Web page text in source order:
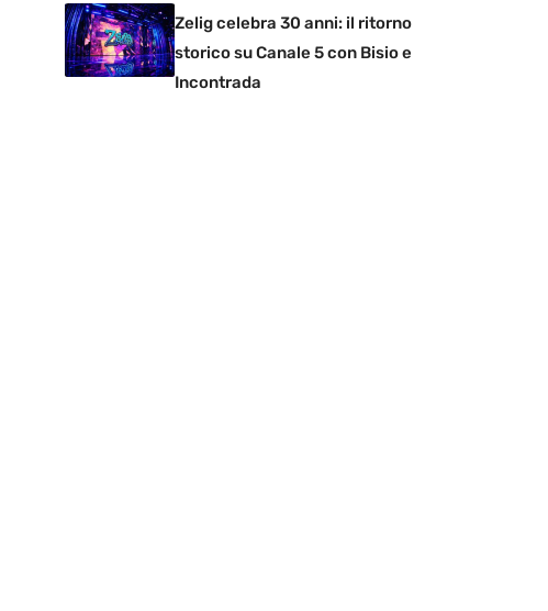
Zelig celebra 30 anni: il ritorno
storico su Canale 5 con Bisio e
Incontrada